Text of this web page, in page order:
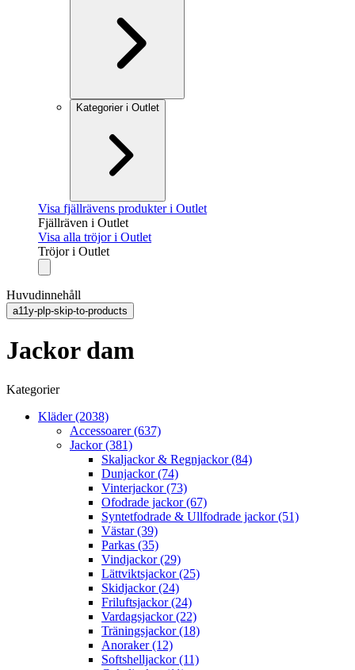
Kategorier i Outlet
Visa fjällrävens produkter i Outlet
Fjällräven i Outlet
Visa alla tröjor i Outlet
Tröjor i Outlet
Huvudinnehåll
a11y-plp-skip-to-products
Jackor dam
Kategorier
Kläder (2038)
Accessoarer (637)
Jackor (381)
Skaljackor & Regnjackor (84)
Dunjackor (74)
Vinterjackor (73)
Ofodrade jackor (67)
Syntetfodrade & Ullfodrade jackor (51)
Västar (39)
Parkas (35)
Vindjackor (29)
Lättviktsjackor (25)
Skidjackor (24)
Friluftsjackor (24)
Vardagsjackor (22)
Träningsjackor (18)
Anoraker (12)
Softshelljackor (11)